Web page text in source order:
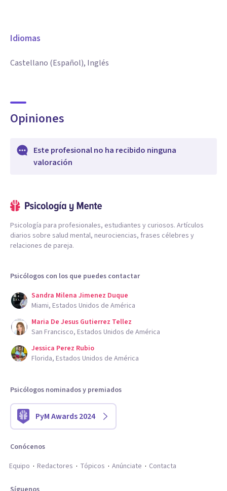
Idiomas
Castellano (Español), Inglés
Opiniones
Este profesional no ha recibido ninguna
valoración
Psicología para profesionales, estudiantes y curiosos. Artículos
diarios sobre salud mental, neurociencias, frases célebres y
relaciones de pareja.
Psicólogos con los que puedes contactar
Sandra Milena Jimenez Duque
Miami, Estados Unidos de América
Maria De Jesus Gutierrez Tellez
San Francisco, Estados Unidos de América
Jessica Perez Rubio
Florida, Estados Unidos de América
Psicólogos nominados y premiados
PyM Awards 2024
Conócenos
Equipo
Redactores Tópicos Anúnciate Contacta